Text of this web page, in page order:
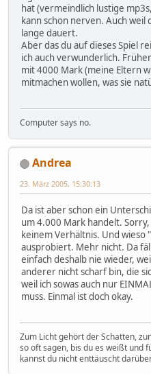
hat (vermeindlich lustige
kann schon nerven. Auch weil
lange dauert.
Aber das du auf dieses Spiel
ich auch verwunderlich.
mit 4000 Mark (meine Eltern
mitmachen wollen, was sie
Computer says no.
Andrea
23. März 2005, 15:30:13
Da ist aber schon ein
um 4.000 Mark handelt.
keinem Verhältnis. Und wieso
ausprobiert. Mehr nicht. Da
einfach deshalb nie wieder,
anderer nicht scharf bin, die
weil ich sowas auch nur
muss. Einmal ist doch okay.
Zum Licht gehört der Schatten,
so oft sagen, bis du es weißt und
kannst du nicht enttäuscht